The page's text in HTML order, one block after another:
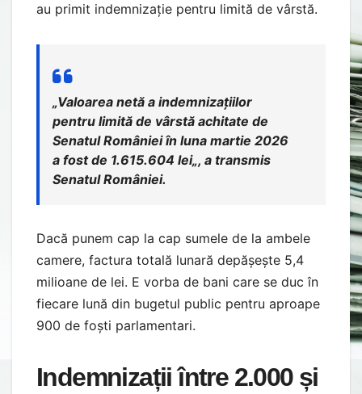
au primit indemnizație pentru limită de vârstă.
„Valoarea netă a indemnizațiilor
pentru limită de vârstă achitate de
Senatul României în luna martie 2026
a fost de 1.615.604 lei„, a transmis
Senatul României.
Dacă punem cap la cap sumele de la ambele
camere, factura totală lunară depășește 5,4
milioane de lei. E vorba de bani care se duc în
fiecare lună din bugetul public pentru aproape
900 de foști parlamentari.
Indemnizații între 2.000 și